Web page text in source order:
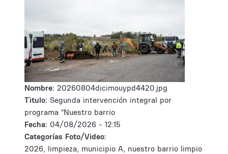
Nombre: 20260804dicimouypd4420.jpg
Tìtulo: Segunda intervención integral por
programa "Nuestro barrio
Fecha: 04/08/2026 - 12:15
Categorías Foto/Video:
2026, limpieza, municipio A, nuestro barrio limpio